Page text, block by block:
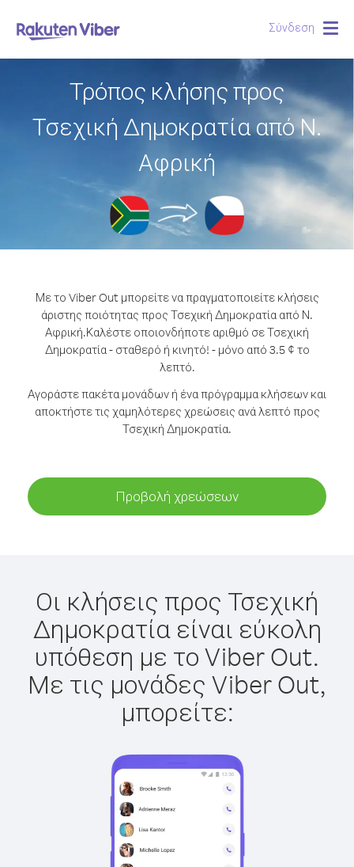
Σύνδεση
Τρόπος κλήσης προς
Τσεχική Δημοκρατία από Ν.
Αφρική
Με το Viber Out μπορείτε να πραγματοποιείτε κλήσεις
άριστης ποιότητας προς Τσεχική Δημοκρατία από Ν.
Αφρική.Καλέστε οποιονδήποτε αριθμό σε Τσεχική
Δημοκρατία - σταθερό ή κινητό! - μόνο από 3.5 ¢ το
λεπτό.
Αγοράστε πακέτα μονάδων ή ένα πρόγραμμα κλήσεων και
αποκτήστε τις χαμηλότερες χρεώσεις ανά λεπτό προς
Τσεχική Δημοκρατία.
Προβολή χρεώσεων
Οι κλήσεις προς Τσεχική
Δημοκρατία είναι εύκολη
υπόθεση με το Viber Out.
Με τις μονάδες Viber Out,
μπορείτε: